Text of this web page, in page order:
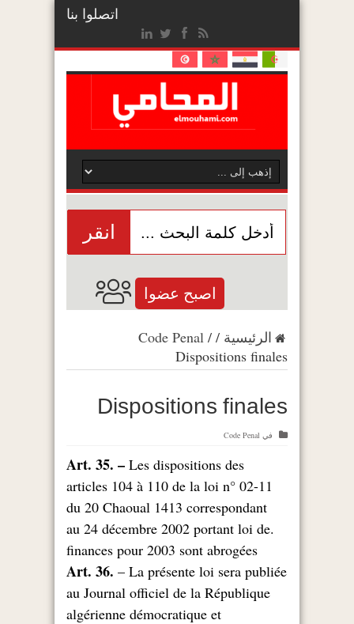
اتصلوا بنا
انقر
اصبح عضوا
الرئيسية /
Code Penal /
Dispositions finales
Dispositions finales
في Code Penal
Art. 35. – Les dispositions des
articles 104 à 110 de la loi n° 02-11
du 20 Chaoual 1413 correspondant
.au 24 décembre 2002 portant loi de
finances pour 2003 sont abrogées
Art. 36. – La présente loi sera publiée
au Journal officiel de la République
algérienne démocratique et